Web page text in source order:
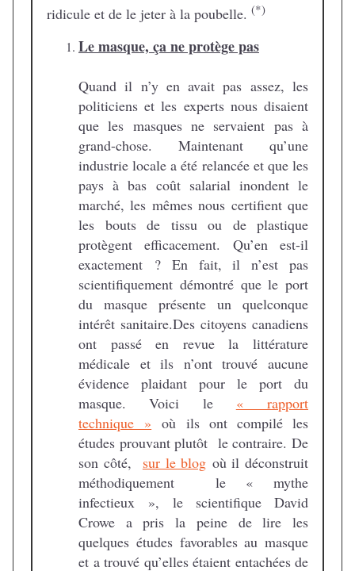
ridicule et de le jeter à la poubelle. (*)
Le masque, ça ne protège pas
Quand il n’y en avait pas assez, les
politiciens et les experts nous disaient
que les masques ne servaient pas à
grand-chose. Maintenant qu’une
industrie locale a été relancée et que les
pays à bas coût salarial inondent le
marché, les mêmes nous certifient que
les bouts de tissu ou de plastique
protègent efficacement. Qu’en est-il
exactement ? En fait, il n’est pas
scientifiquement démontré que le port
du masque présente un quelconque
intérêt sanitaire.Des citoyens canadiens
ont passé en revue la littérature
médicale et ils n’ont trouvé aucune
évidence plaidant pour le port du
masque. Voici le « rapport
technique » où ils ont compilé les
études prouvant plutôt le contraire. De
son côté, sur le blog où il déconstruit
méthodiquement le « mythe
infectieux », le scientifique David
Crowe a pris la peine de lire les
quelques études favorables au masque
et a trouvé qu’elles étaient entachées de